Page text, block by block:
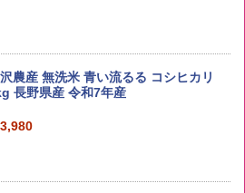
農産 無洗米 青い流るる コシヒカリ
長野県産 令和7年産